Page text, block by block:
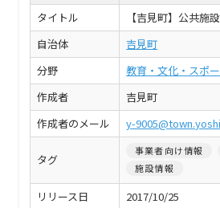
タイトル
【吉見町】公共施
自治体
吉見町
分野
教育・文化・スポ
作成者
吉見町
作成者のメール
y-
タグ
事業者向け情報
施設情報
リリース日 2017/10/25